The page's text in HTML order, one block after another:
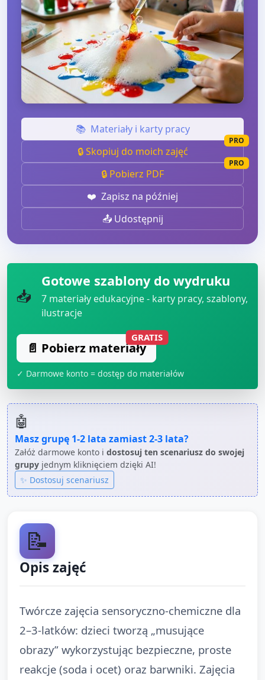
📚 Materiały i karty pracy
🔒 Skopiuj do moich zajęć
PRO
🔒 Pobierz PDF
PRO
❤️ Zapisz na później
📤 Udostępnij
📥
Gotowe szablony do wydruku
7 materiały edukacyjne - karty pracy, szablony,
ilustracje
📄 Pobierz materiały
GRATIS
✓ Darmowe konto = dostęp do materiałów
🤖
Masz grupę 1-2 lata zamiast2-3 lata?
Załóż darmowe konto i dostosuj ten scenariusz do swojej
grupy jednym kliknięciem dzięki AI!
✨ Dostosuj scenariusz
📝
Opis zajęć
Twórcze zajęcia sensoryczno‑chemiczne dla
2–3‑latków: dzieci tworzą „musujące
obrazy” wykorzystując bezpieczne, proste
reakcje (soda i ocet) oraz barwniki. Zajęcia